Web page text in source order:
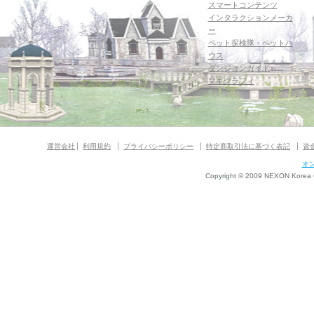
スマートコンテンツ
インタラクションメーカ
ー
ペット探検隊・ペットハ
ウス
ダンジョンガイド
マギグラフィ
運営会社 利用規約 プライバシーポリシー 特定商取引法に基づく表記 資
オ
Copyright © 2009 NEXON Korea